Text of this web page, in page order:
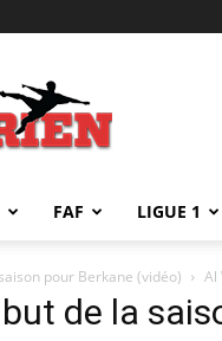
FAF LIGUE 1
pour Berkane (vidéo) Al
de la